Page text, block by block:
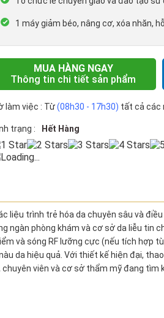
1 máy giảm béo, nâng cơ, xóa nhăn,
MUA HÀNG NGAY
Thông tin chi tiết sản phẩm
làm việc : Từ(08h30 - 17h30) tất cả các
trạng : Hết Hàng
Loading...
liệu trình trẻ hóa da chuyên sâu và
ngàn phòng khám và cơ sở da liễu tin
và sóng RF lưỡng cực (nếu tích hợp
da hiệu quả. Với thiết kế hiện đại,
viên và cơ sở thẩm mỹ đang tìm